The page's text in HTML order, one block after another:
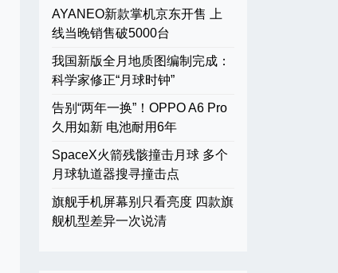
AYANEO新款掌机京东开售 上
线当晚销售破5000台
我国新版全月地质图编制完成：
科学家修正“月球时钟”
告别“两年一换”！OPPO A6 Pro
久用如新 电池耐用6年
SpaceX火箭残骸撞击月球 多个
月球轨道器搜寻撞击点
旗舰手机屏幕别只看亮度 四款旗
舰机型差异一次说清